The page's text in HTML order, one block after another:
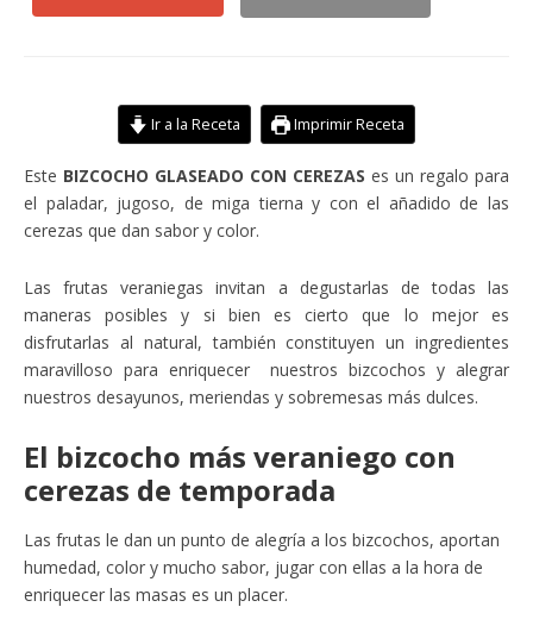
Ir a la Receta Imprimir Receta
Este BIZCOCHO GLASEADO CON CEREZAS es un regalo para
el paladar, jugoso, de miga tierna y con el añadido de las
cerezas que dan sabor y color.
Las frutas veraniegas invitan a degustarlas de todas las
maneras posibles y si bien es cierto que lo mejor es
disfrutarlas al natural, también constituyen un ingredientes
maravilloso para enriquecer nuestros bizcochos y alegrar
nuestros desayunos, meriendas y sobremesas más dulces.
El bizcocho más veraniego con
cerezas de temporada
Las frutas le dan un punto de alegría a los bizcochos, aportan
humedad, color y mucho sabor, jugar con ellas a la hora de
enriquecer las masas es un placer.